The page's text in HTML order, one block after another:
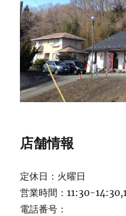
店舗情報
定休日：火曜日
営業時間：11:30-
電話番号：